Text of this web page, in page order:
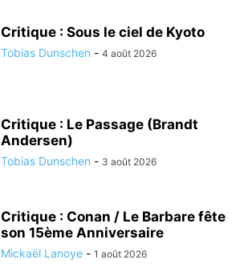
Critique : Sous le ciel de Kyoto
Tobias Dunschen - 4 août 2026
Critique : Le Passage (Brandt
Andersen)
Tobias Dunschen - 3 août 2026
Critique : Conan / Le Barbare fête
son 15ème Anniversaire
Mickaël Lanoye - 1 août 2026